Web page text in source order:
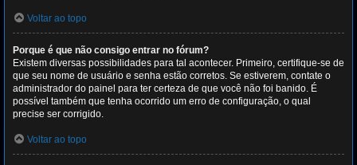
Voltar ao topo
Porque é que não consigo entrar no fórum?
Existem diversas possibilidades para tal acontecer. Primeiro, certifique-se de
que seu nome de usuário e senha estão corretos. Se estiverem, contate o
administrador do painel para ter certeza de que você não foi banido. É
possível também que tenha ocorrido um erro de configuração, o qual
precise ser corrigido.
Voltar ao topo